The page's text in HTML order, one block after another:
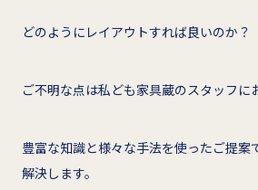
どのようにレイアウトすれば良いのか？
ご不明な点は私ども家具蔵のスタッフに
豊富な知識と様々な手法を使ったご提案
解決します。